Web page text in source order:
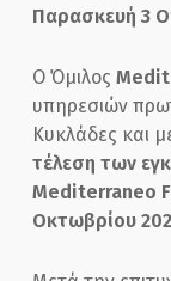
Παρασκευή 3
Ο Όμιλος
υπηρεσιών
Κυκλάδες και
τέλεση των
Mediterraneo
Οκτωβρίου